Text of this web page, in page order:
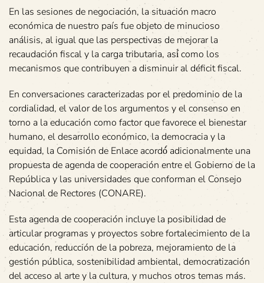
En las sesiones de negociación, la situación macro
económica de nuestro país fue objeto de minucioso
análisis, al igual que las perspectivas de mejorar la
recaudación fiscal y la carga tributaria, así́ como los
mecanismos que contribuyen a disminuir al déficit fiscal.
En conversaciones caracterizadas por el predominio de la
cordialidad, el valor de los argumentos y el consenso en
torno a la educación como factor que favorece el bienestar
humano, el desarrollo económico, la democracia y la
equidad, la Comisión de Enlace acordó́ adicionalmente una
propuesta de agenda de cooperación entre el Gobierno de la
República y las universidades que conforman el Consejo
Nacional de Rectores (CONARE).
Esta agenda de cooperación incluye la posibilidad de
articular programas y proyectos sobre fortalecimiento de la
educación, reducción de la pobreza, mejoramiento de la
gestión pública, sostenibilidad ambiental, democratización
del acceso al arte y la cultura, y muchos otros temas más.